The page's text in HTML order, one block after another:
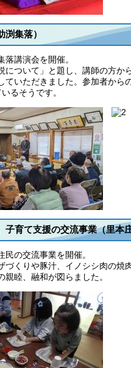
集落）
講演会を開催。
ついて」と題し、講師の方か
ていただきました。参加者から
るそうです。
子育て支援の交流事業（里本
の交流事業を開催。
くりや豚汁、イノシシ肉の焼
睦、融和が図らました。